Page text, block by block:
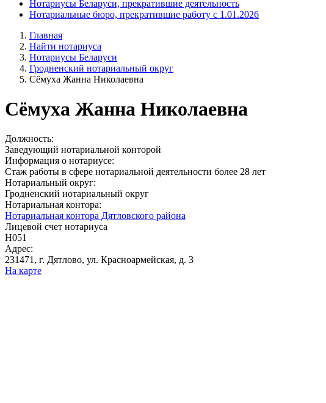
Нотариусы Беларуси, прекратившие деятельность
Нотариальные бюро, прекратившие работу с 1.01.2026
Главная
Найти нотариуса
Нотариусы Беларуси
Гродненский нотариальный округ
Сёмуха Жанна Николаевна
Сёмуха Жанна Николаевна
Должность:
Заведующий нотариальной конторой
Информация о нотариусе:
Стаж работы в сфере нотариальной деятельности более 28 лет
Нотариальный округ:
Гродненский нотариальный округ
Нотариальная контора:
Нотариальная контора Дятловского района
Лицевой счет нотариуса
Н051
Адрес:
231471, г. Дятлово, ул. Красноармейская, д. 3
На карте